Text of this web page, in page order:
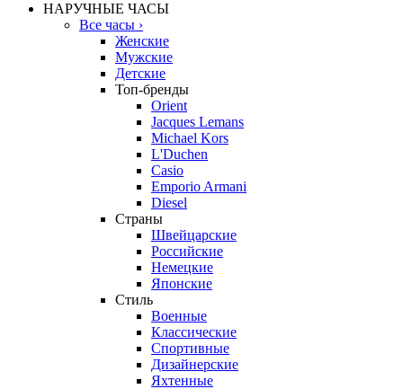
НАРУЧНЫЕ ЧАСЫ
Все часы ›
Женские
Мужские
Детские
Топ-бренды
Orient
Jacques Lemans
Michael Kors
L'Duchen
Casio
Emporio Armani
Diesel
Страны
Швейцарские
Российские
Немецкие
Японские
Стиль
Военные
Классические
Спортивные
Дизайнерские
Яхтенные